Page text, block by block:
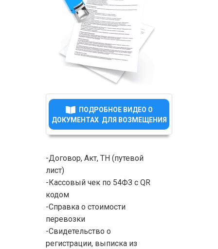
-Договор, Акт, ТН (путевой
лист)
-Кассовый чек по 54ФЗ с QR
кодом
-Справка о стоимости
перевозки
-Свидетельство о
регистрации, выписка из
ПОДРОБНОЕ ВИДЕО О
ДОКУМЕНТАХ ДЛЯ ВОЗМЕЩЕНИЯ